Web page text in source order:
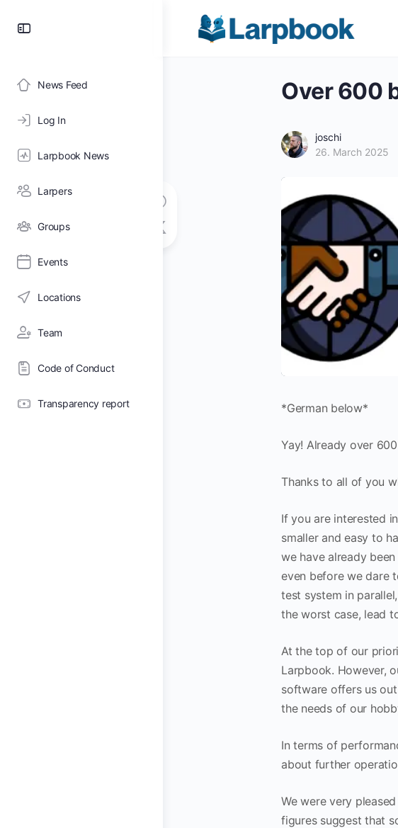
News Feed
Log In
Larpbook News
Larpers
Groups
Events
Locations
Team
Code of Conduct
Transparency report
Over 600
joschi
26. March 2025
*German below*
Yay! Already over
Thanks to all of you
If you are interested
smaller and easy to
we have already
even before we dare
test system in
the worst case, lead
At the top of our
Larpbook. However,
software offers us
the needs of our
In terms of
about further
We were very
figures suggest that